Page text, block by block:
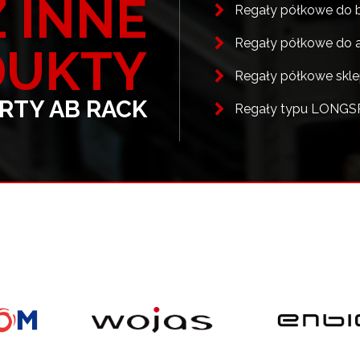
INNE
AB RACK
Regały półkowe do
Regały półkowe do
Regały półkowe
Regały typu